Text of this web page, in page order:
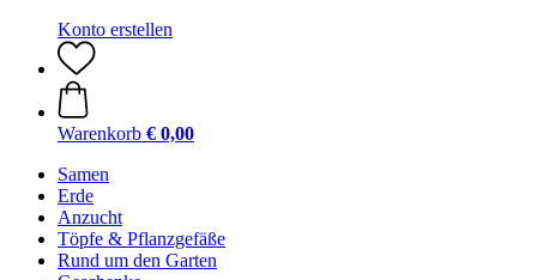
Konto erstellen
Warenkorb € 0,00
Samen
Erde
Anzucht
Töpfe & Pflanzgefäße
Rund um den Garten